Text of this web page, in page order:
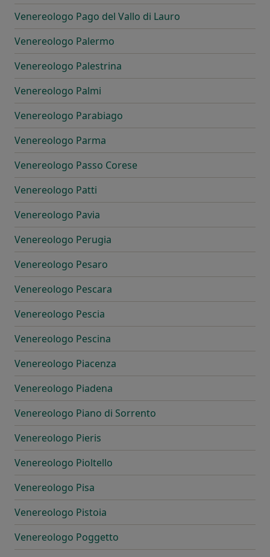
Venereologo Pago del Vallo di Lauro
Venereologo Palermo
Venereologo Palestrina
Venereologo Palmi
Venereologo Parabiago
Venereologo Parma
Venereologo Passo Corese
Venereologo Patti
Venereologo Pavia
Venereologo Perugia
Venereologo Pesaro
Venereologo Pescara
Venereologo Pescia
Venereologo Pescina
Venereologo Piacenza
Venereologo Piadena
Venereologo Piano di Sorrento
Venereologo Pieris
Venereologo Pioltello
Venereologo Pisa
Venereologo Pistoia
Venereologo Poggetto